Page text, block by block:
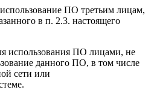
ПО третьим лицам,
в п. 2.3. настоящего
использования ПО лицами, не
данного ПО, в том числе
сети или